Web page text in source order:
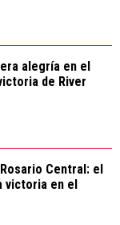
alegría en el
de River
Central: el
victoria en el